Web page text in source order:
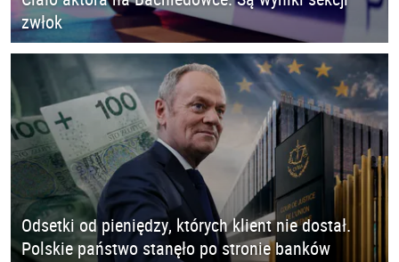
zwłok
Odsetki od pieniędzy, których klient nie dostał.
Polskie państwo stanęło po stronie banków